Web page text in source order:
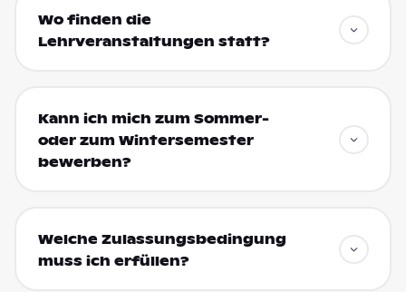
Wo finden die
Lehrveranstaltungen statt?
Kann ich mich zum Sommer-
oder zum Wintersemester
bewerben?
Welche Zulassungsbedingung
muss ich erfüllen?